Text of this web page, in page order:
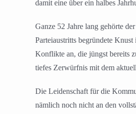
damit eine über ein halbes
Ganze 52 Jahre lang gehörte
Parteiaustritts begründete
Konflikte an, die jüngst bereits
tiefes Zerwürfnis mit dem
Die Leidenschaft für die
nämlich noch nicht an den